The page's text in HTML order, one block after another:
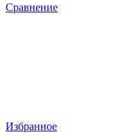
Сравнение
Избранное